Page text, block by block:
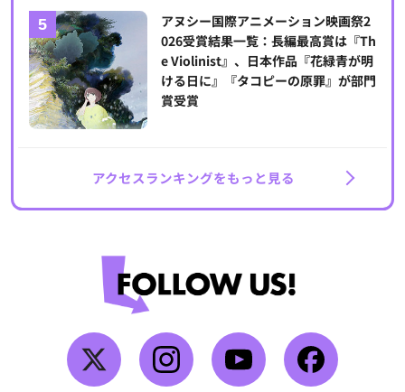
アヌシー国際アニメーション映画祭2
026受賞結果一覧：長編最高賞は『Th
e Violinist』、日本作品『花緑青が明
ける日に』『タコピーの原罪』が部門
賞受賞
アクセスランキングをもっと見る